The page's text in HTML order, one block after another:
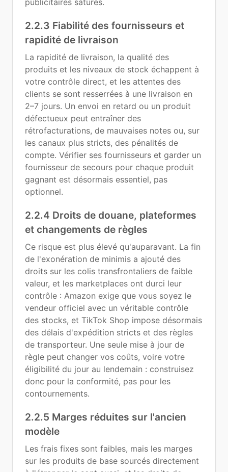
publicitaires saturés.
2.2.3 Fiabilité des fournisseurs et
rapidité de livraison
La rapidité de livraison, la qualité des
produits et les niveaux de stock échappent à
votre contrôle direct, et les attentes des
clients se sont resserrées à une livraison en
2–7 jours. Un envoi en retard ou un produit
défectueux peut entraîner des
rétrofacturations, de mauvaises notes ou, sur
les canaux plus stricts, des pénalités de
compte. Vérifier ses fournisseurs et garder un
fournisseur de secours pour chaque produit
gagnant est désormais essentiel, pas
optionnel.
2.2.4 Droits de douane, plateformes
et changements de règles
Ce risque est plus élevé qu'auparavant. La fin
de l'exonération de minimis a ajouté des
droits sur les colis transfrontaliers de faible
valeur, et les marketplaces ont durci leur
contrôle : Amazon exige que vous soyez le
vendeur officiel avec un véritable contrôle
des stocks, et TikTok Shop impose désormais
des délais d'expédition stricts et des règles
de transporteur. Une seule mise à jour de
règle peut changer vos coûts, voire votre
éligibilité du jour au lendemain : construisez
donc pour la conformité, pas pour les
contournements.
2.2.5 Marges réduites sur l'ancien
modèle
Les frais fixes sont faibles, mais les marges
sur les produits de base sourcés directement